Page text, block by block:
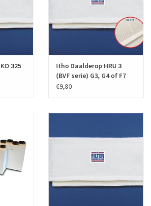
325
Itho Daalderop HRU 3
(BVF serie) G3, G4 of F7
filters
€9,80